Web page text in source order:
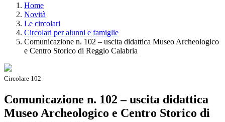
Home
Novità
Le circolari
Circolari per alunni e famiglie
Comunicazione n. 102 – uscita didattica Museo Archeologico
e Centro Storico di Reggio Calabria
Circolare 102
Comunicazione n. 102 – uscita didattica
Museo Archeologico e Centro Storico di